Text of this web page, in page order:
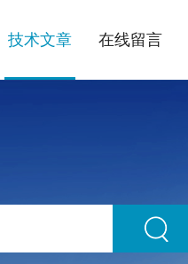
技术文章 在线留言